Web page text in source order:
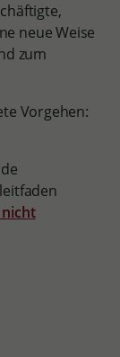
neue Weise
zum
Vorgehen:
nicht